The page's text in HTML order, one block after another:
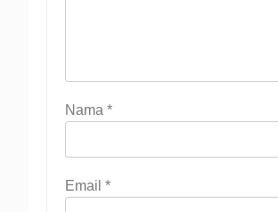
Nama *
Email *